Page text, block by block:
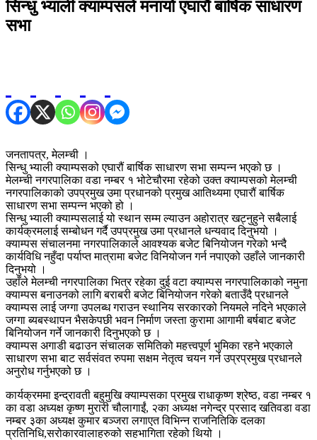
सिन्धु भ्याली क्याम्पसले मनायो एघारौं बार्षिक साधारण
सभा
जनतापत्र, मेलम्ची ।
सिन्धु भ्याली क्याम्पसको एघारौं बार्षिक साधारण सभा सम्पन्न भएको छ ।
मेलम्ची नगरपालिका वडा नम्बर १ भोटेचौरमा रहेको उक्त क्याम्पसको मेलम्ची
नगरपालिकाको उपप्रमुख उमा प्रधानको प्रमुख आतिथ्यमा एघारौं बार्षिक
साधारण सभा सम्पन्न भएको हो ।
सिन्धु भ्याली क्याम्पसलाई यो स्थान सम्म ल्याउन अहोरात्र खट्नुहुने सबैलाई
कार्यक्रमलाई सम्बोधन गर्दै उपप्रमुख उमा प्रधानले धन्यवाद दिनुभयो ।
क्याम्पस संचालनमा नगरपालिकाले आवश्यक बजेट बिनियोजन गरेको भन्दै
कार्यविधि नहुँदा पर्याप्त मात्रामा बजेट विनियोजन गर्न नपाएको उहाँले जानकारी
दिनुभयो ।
उहाँले मेलम्ची नगरपालिका भित्र रहेका दुई वटा क्याम्पस नगरपालिकाको नमुना
क्याम्पस बनाउनको लागि बराबरी बजेट बिनियोजन गरेको बताउँदै प्रधानले
क्याम्पस लाई जग्गा उपलब्ध गराउन स्थानिय सरकारको नियमले नदिने भएकाले
जग्गा ब्यबस्थापन भैसकेपछी भवन निर्माण जस्ता कुरामा आगामी बर्षबाट बजेट
बिनियोजन गर्ने जानकारी दिनुभएको छ ।
क्याम्पस अगाडी बढाउन संचालक समितिको महत्त्वपूर्ण भुमिका रहने भएकाले
साधारण सभा बाट सर्वसंवत रुपमा सक्षम नेतृत्व चयन गर्न उप्रप्रमुख प्रधानले
अनुरोध गर्नुभएको छ ।
कार्यक्रममा इन्द्रावती बहुमुखि क्याम्पसका प्रमुख राधाकृष्ण श्रेष्ठ, वडा नम्बर १
का वडा अध्यक्ष कृष्ण मुरारी चौलागाईं, २का अध्यक्ष नगेन्द्र प्रसाद खतिवडा वडा
नम्बर ३का अध्यक्ष कुमार बञ्जरा लगाएत विभिन्न राजनितिकि दलका
प्रतिनिधि,सरोकारवालाहरुको सहभागिता रहेको थियो ।